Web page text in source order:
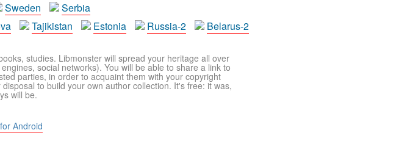
Sweden
Serbia
Tajikistan Estonia Russia-2 Belarus-2
studies. Libmonster will spread your heritage all over
social networks). You will be able to share a link to
parties, in order to acquaint them with your copyright
to build your own author collection. It's free: it was,
will be.
Android